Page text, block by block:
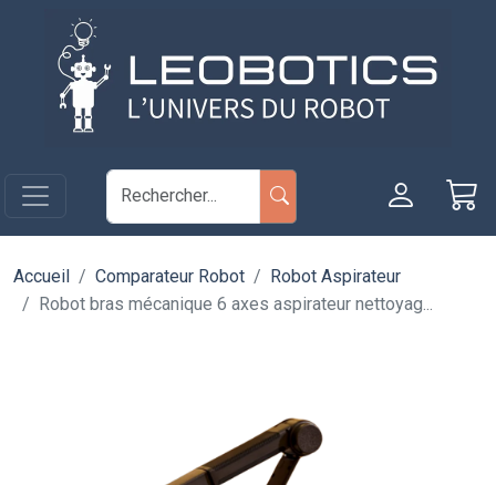
Aller au contenu principal
Accueil Comparateur Robot
Robot Aspirateur
Robot bras mécanique 6 axes aspirateur nettoyag...
Panneau de gestion des cookies